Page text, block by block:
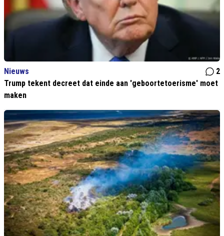
Nieuws
2
Trump tekent decreet dat einde aan 'geboortetoerisme' moet
maken